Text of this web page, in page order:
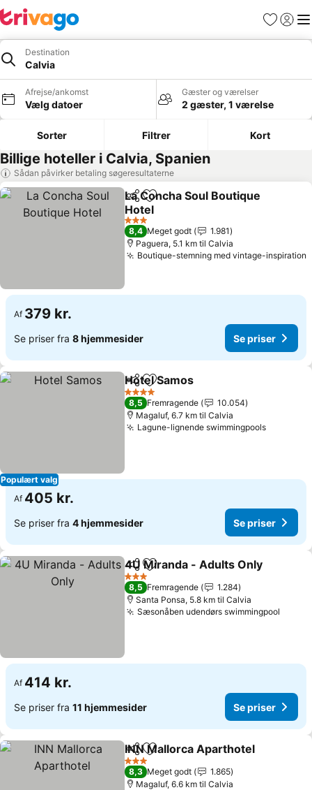
Favoritter
Log ind
Destination
Calvia
Afrejse/ankomst
Vælg datoer
Gæster og værelser
2 gæster, 1 værelse
Sorter Filtrer Kort
Billige hoteller i Calvia, Spanien
Sådan påvirker betaling søgeresultaterne
Del Føj til favoritter
La Concha Soul Boutique
Hotel
Se priser
3 Stjerner
8,4 Meget godt
1.981
Paguera, 5.1 km til Calvia
Boutique-stemning med vintage-inspiration
Af 379 kr.
Se priser fra 8 hjemmesider Se priser
Populært valg
Del Føj til favoritter
Hotel Samos
4 Stjerner
8,5 Fremragende
10.054
Magaluf, 6.7 km til Calvia
Lagune-lignende swimmingpoolsSe priser
Af 405 kr.
Se priser fra 4 hjemmesider Se priser
Del Føj til favoritter
4U Miranda - Adults Only
3 Stjerner
8,5 Fremragende
1.284
Santa Ponsa, 5.8 km til Calvia
Sæsonåben udendørs swimmingpool
Af 414 kr.
Se priser fra 11 hjemmesider Se priser
Del Føj til favoritter
INN Mallorca Aparthotel
3 Stjerner
8,3 Meget godt
1.865
Magaluf, 6.6 km til Calvia